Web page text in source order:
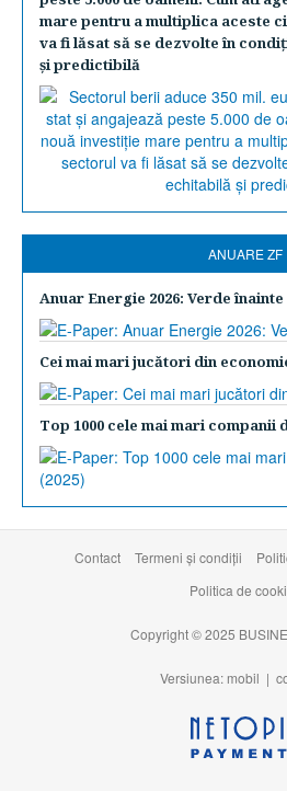
mare pentru a multiplica aceste
va fi lăsat să se dezvolte în
şi predictibilă
ANUARE ZF
Anuar Energie 2026: Verde înainte
Cei mai mari jucători din
Top 1000 cele mai mari companii
Contact Termeni şi condiţii
Politica de
Copyright © 2025
Versiunea: mobil |